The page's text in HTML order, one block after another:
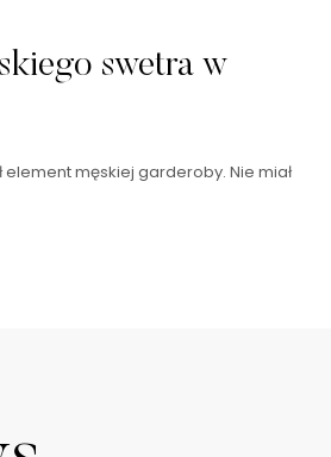
swetra w
element męskiej garderoby. Nie miał